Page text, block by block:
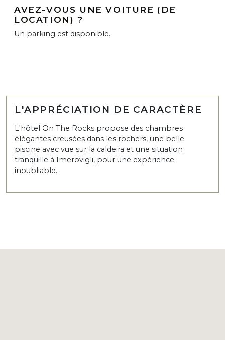
AVEZ-VOUS UNE VOITURE (DE
LOCATION) ?
Un parking est disponible.
L'APPRÉCIATION DE CARACTÈRE
L'hôtel On The Rocks propose des chambres
élégantes creusées dans les rochers, une belle
piscine avec vue sur la caldeira et une situation
tranquille à Imerovigli, pour une expérience
inoubliable.